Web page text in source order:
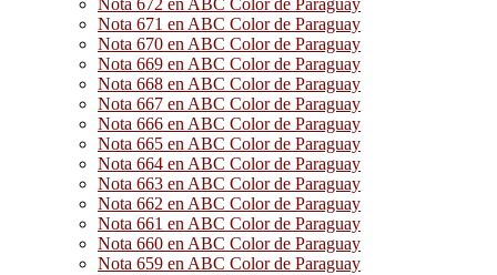
Nota 672 en ABC Color de Paraguay
Nota 671 en ABC Color de Paraguay
Nota 670 en ABC Color de Paraguay
Nota 669 en ABC Color de Paraguay
Nota 668 en ABC Color de Paraguay
Nota 667 en ABC Color de Paraguay
Nota 666 en ABC Color de Paraguay
Nota 665 en ABC Color de Paraguay
Nota 664 en ABC Color de Paraguay
Nota 663 en ABC Color de Paraguay
Nota 662 en ABC Color de Paraguay
Nota 661 en ABC Color de Paraguay
Nota 660 en ABC Color de Paraguay
Nota 659 en ABC Color de Paraguay